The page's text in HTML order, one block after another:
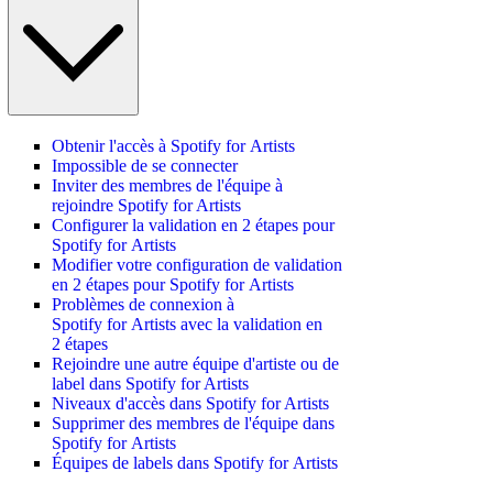
Obtenir l'accès à Spotify for Artists
Impossible de se connecter
Inviter des membres de l'équipe à
rejoindre Spotify for Artists
Configurer la validation en 2 étapes pour
Spotify for Artists
Modifier votre configuration de validation
en 2 étapes pour Spotify for Artists
Problèmes de connexion à
Spotify for Artists avec la validation en
2 étapes
Rejoindre une autre équipe d'artiste ou de
label dans Spotify for Artists
Niveaux d'accès dans Spotify for Artists
Supprimer des membres de l'équipe dans
Spotify for Artists
Équipes de labels dans Spotify for Artists